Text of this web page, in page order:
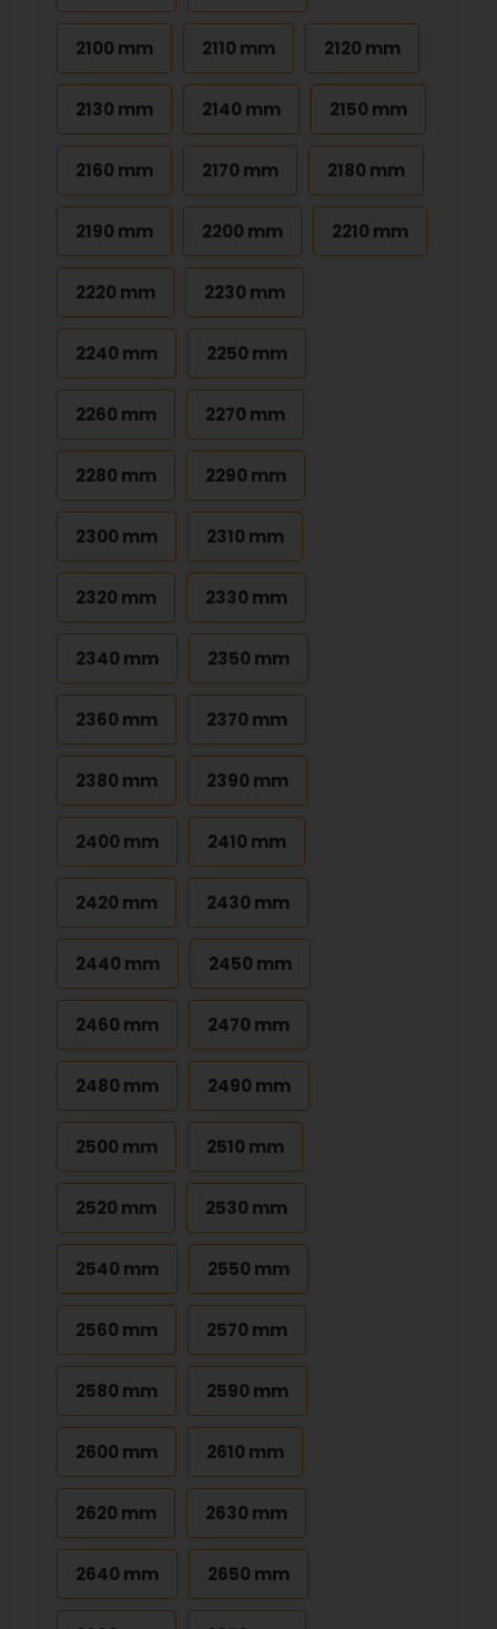
2100 mm 2110 mm 2120 mm
2130 mm 2140 mm 2150 mm
2160 mm 2170 mm 2180 mm
2190 mm 2200 mm 2210 mm
2220 mm 2230 mm
2240 mm 2250 mm
2260 mm 2270 mm
2280 mm 2290 mm
2300 mm 2310 mm
2320 mm 2330 mm
2340 mm 2350 mm
2360 mm 2370 mm
2380 mm 2390 mm
2400 mm 2410 mm
2420 mm 2430 mm
2440 mm 2450 mm
2460 mm 2470 mm
2480 mm 2490 mm
2500 mm 2510 mm
2520 mm 2530 mm
2540 mm 2550 mm
2560 mm 2570 mm
2580 mm 2590 mm
2600 mm 2610 mm
2620 mm 2630 mm
2640 mm 2650 mm